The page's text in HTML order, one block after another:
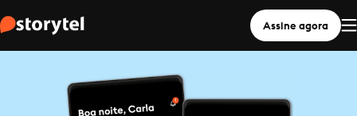
Assine agora